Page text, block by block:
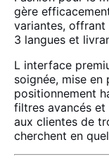
gère
variantes, offrant
3 langues et
L interface
soignée, mise
positionnement
filtres avancés
aux clientes de
cherchent en